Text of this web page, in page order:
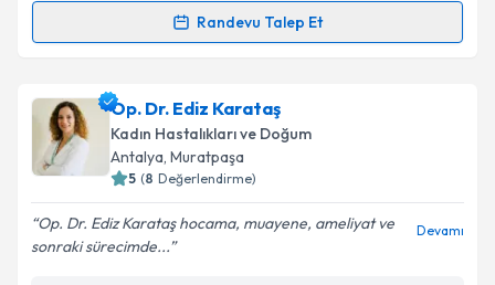
Randevu Talep Et
Randevu Takvimi Talebi
Uzm. Dr. Murat Usluiçin randevu takvimi talebi
oluşturun. Size bu uzmandan randevu almanız için bir
takvim hazırlandığında e-posta ile bilgilendireceğiz.
Op. Dr. Ediz Karataş
Kadın Hastalıkları ve Doğum
Antalya, Muratpaşa
5 (8 Değerlendirme)
Op. Dr. Ediz Karataş hocama, muayene, ameliyat ve
sonraki sürecimde...
Devamı